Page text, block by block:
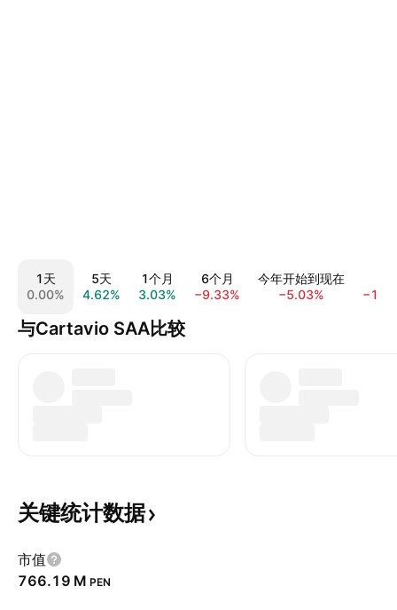
1天
0.00%
5天
4.62%
1个月
3.03%
6个月
−9.33%
今年开始到现在
−5.03%
与Cartavio SAA比较
关键统计数据
市值
‪766.19 M‬ PEN